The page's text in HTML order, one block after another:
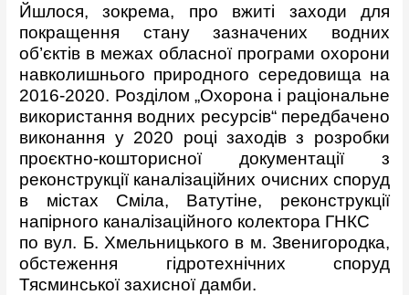
Йшлося, зокрема, про вжиті заходи для
покращення стану зазначених водних
об’єктів в межах обласної програми охорони
навколишнього природного середовища на
2016-2020. Розділом „Охорона і раціональне
використання водних ресурсів“ передбачено
виконання у 2020 році заходів з розробки
проєктно-кошторисної документації з
реконструкції каналізаційних очисних споруд
в містах Сміла, Ватутіне, реконструкції
напірного каналізаційного колектора ГНКС
по вул. Б. Хмельницького в м. Звенигородка,
обстеження гідротехнічних споруд
Тясминської захисної дамби.